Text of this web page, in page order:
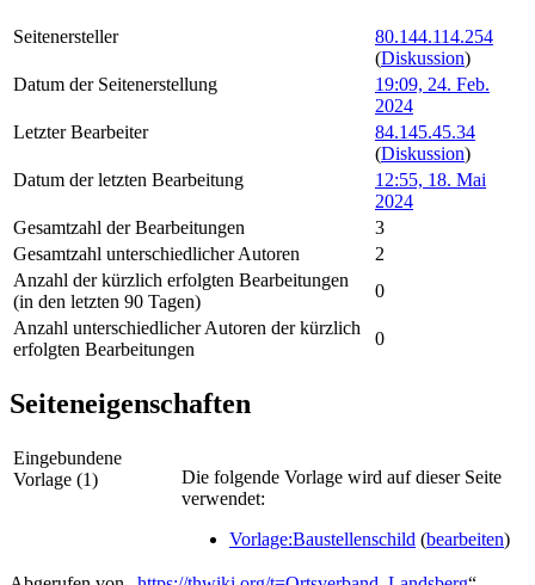
Seitenersteller
80.144.114.254
(Diskussion)
Datum der Seitenerstellung
19:09, 24. Feb.
2024
Letzter Bearbeiter
84.145.45.34
(Diskussion)
Datum der letzten Bearbeitung
12:55, 18. Mai
2024
Gesamtzahl der Bearbeitungen
3
Gesamtzahl unterschiedlicher Autoren
2
Anzahl der kürzlich erfolgten Bearbeitungen
(in den letzten 90 Tagen)
0
Anzahl unterschiedlicher Autoren der kürzlich
erfolgten Bearbeitungen
0
Seiteneigenschaften
Eingebundene
Vorlage (1)
Die folgende Vorlage wird auf dieser Seite
verwendet:
Vorlage:Baustellenschild (bearbeiten)